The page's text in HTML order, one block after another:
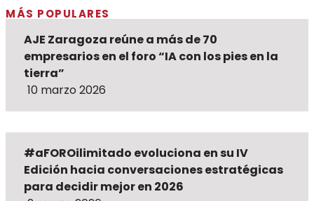
MÁS POPULARES
AJE Zaragoza reúne a más de 70
empresarios en el foro “IA con los pies en la
tierra”
10 marzo 2026
#aFOROilimitado evoluciona en su IV
Edición hacia conversaciones estratégicas
para decidir mejor en 2026